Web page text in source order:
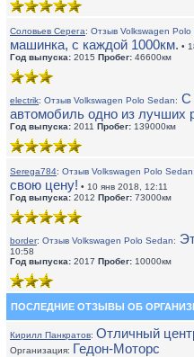
Соловьев Серега: Отзыв Volkswagen Polo
машинка, с каждой 1000км. •
Год выпуска: 2015 Пробег: 46600км
electrik: Отзыв Volkswagen Polo Sedan: С
автомобиль одно из лучших
Год выпуска: 2011 Пробег: 139000км
Serega784: Отзыв Volkswagen Polo Sedan:
свою цену! • 10 янв 2018, 12:11
Год выпуска: 2012 Пробег: 73000км
border: Отзыв Volkswagen Polo Sedan:
10:58
Год выпуска: 2017 Пробег: 10000км
ПОСЛЕДНИЕ ОТЗЫВЫ ОБ
Кирилл Панкратов: Отличный
Организация: Гедон-Моторс